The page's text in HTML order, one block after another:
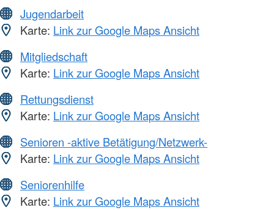
Jugendarbeit
Karte: Link zur Google Maps Ansicht
Mitgliedschaft
Karte: Link zur Google Maps Ansicht
Rettungsdienst
Karte: Link zur Google Maps Ansicht
Senioren -aktive Betätigung/Netzwerk-
Karte: Link zur Google Maps Ansicht
Seniorenhilfe
Karte: Link zur Google Maps Ansicht